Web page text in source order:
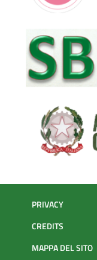
PRIVACY
CREDITS
MAPPA DEL SITO